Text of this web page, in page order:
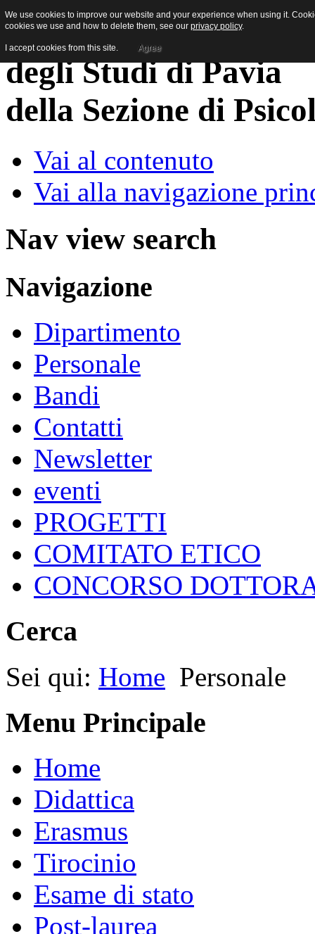
della Sezione di
Vai al contenuto
Vai alla navigazione
Nav view search
Navigazione
Dipartimento
Personale
Bandi
Contatti
Newsletter
eventi
PROGETTI
COMITATO ETICO
CONCORSO
Cerca
Sei qui: Home Personale
Menu Principale
Home
Didattica
Erasmus
Tirocinio
Esame di stato
Post-laurea
We use cookies to improve our website and your experience when using it.
cookies we use and how to delete them, see our privacy policy.
I accept cookies from this site. Agree